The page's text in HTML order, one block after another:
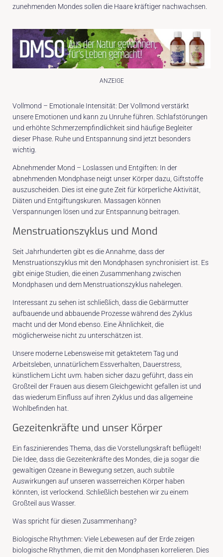
zunehmenden Mondes sollen die Haare kräftiger nachwachsen.
ANZEIGE
Vollmond – Emotionale Intensität: Der Vollmond verstärkt
unsere Emotionen und kann zu Unruhe führen. Schlafstörungen
und erhöhte Schmerzempfindlichkeit sind häufige Begleiter
dieser Phase. Ruhe und Entspannung sind jetzt besonders
wichtig.
Abnehmender Mond – Loslassen und Entgiften: In der
abnehmenden Mondphase neigt unser Körper dazu, Giftstoffe
auszuscheiden. Dies ist eine gute Zeit für körperliche Aktivität,
Diäten und Entgiftungskuren. Massagen können
Verspannungen lösen und zur Entspannung beitragen.
Menstruationszyklus und Mond
Seit Jahrhunderten gibt es die Annahme, dass der
Menstruationszyklus mit den Mondphasen synchronisiert ist. Es
gibt einige Studien, die einen Zusammenhang zwischen
Mondphasen und dem Menstruationszyklus nahelegen.
Interessant zu sehen ist schließlich, dass die Gebärmutter
aufbauende und abbauende Prozesse während des Zyklus
macht und der Mond ebenso. Eine Ähnlichkeit, die
möglicherweise nicht zu unterschätzen ist.
Unsere moderne Lebensweise mit getaktetem Tag und
Arbeitsleben, unnatürlichem Essverhalten, Dauerstress,
künstlichem Licht uvm. haben sicher dazu geführt, dass ein
Großteil der Frauen aus diesem Gleichgewicht gefallen ist und
das wiederum Einfluss auf ihren Zyklus und das allgemeine
Wohlbefinden hat.
Gezeitenkräfte und unser Körper
Ein faszinierendes Thema, das die Vorstellungskraft beflügelt!
Die Idee, dass die Gezeitenkräfte des Mondes, die ja sogar die
gewaltigen Ozeane in Bewegung setzen, auch subtile
Auswirkungen auf unseren wasserreichen Körper haben
könnten, ist verlockend. Schließlich bestehen wir zu einem
Großteil aus Wasser.
Was spricht für diesen Zusammenhang?
Biologische Rhythmen: Viele Lebewesen auf der Erde zeigen
biologische Rhythmen, die mit den Mondphasen korrelieren. Dies